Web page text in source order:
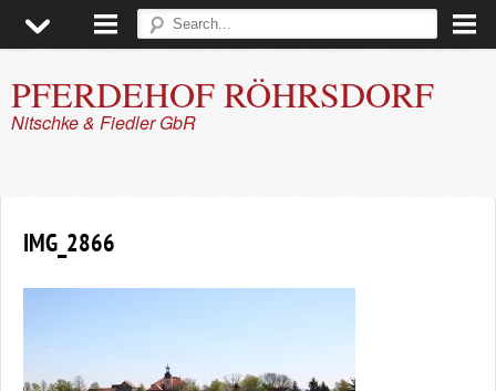
PFERDEHOF RÖHRSDORF
Nitschke & Fiedler GbR
IMG_2866